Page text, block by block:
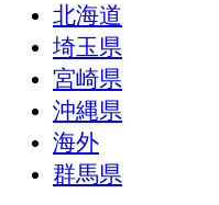
北海道
埼玉県
宮崎県
沖縄県
海外
群馬県